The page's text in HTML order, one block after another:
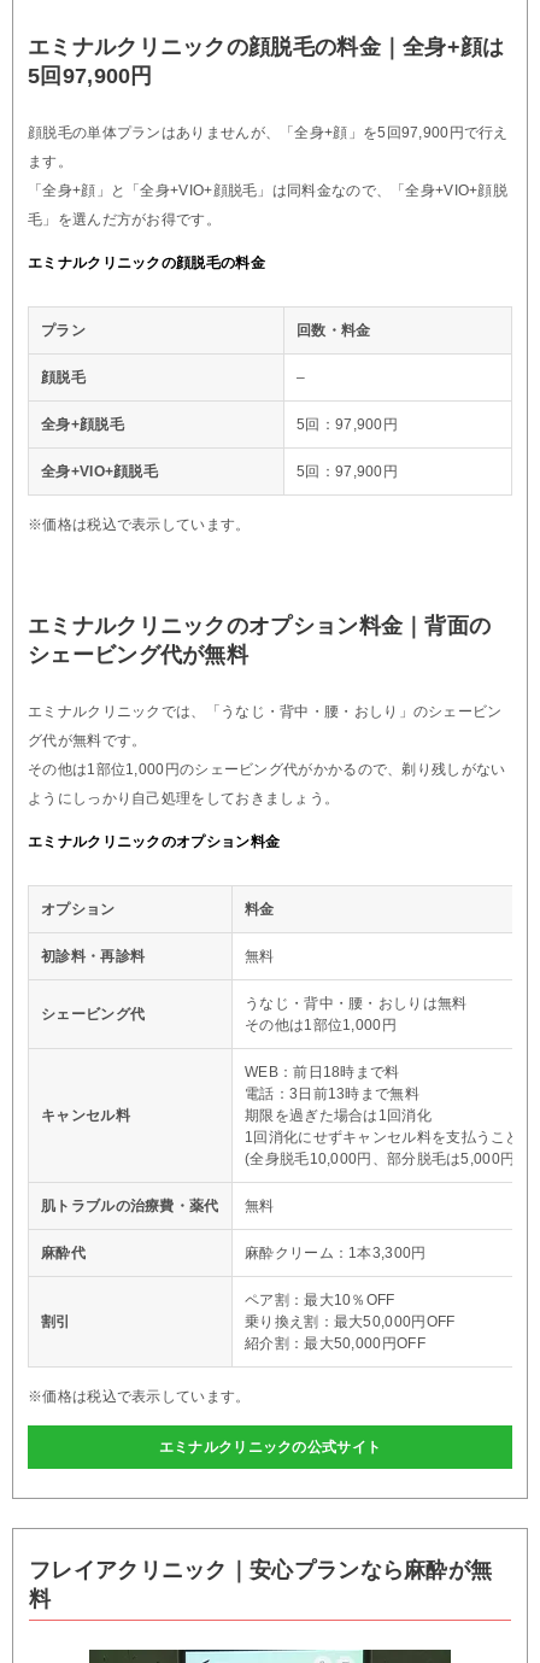
エミナルクリニックの顔脱毛の料金｜全身+顔は
5回97,900円
顔脱毛の単体プランはありませんが、「全身+顔」を5回97,900円で行え
ます。
「全身+顔」と「全身+VIO+顔脱毛」は同料金なので、「全身+VIO+顔脱
毛」を選んだ方がお得です。
エミナルクリニックの顔脱毛の料金
プラン 回数・料金
顔脱毛 –
全身+顔脱毛 5回：97,900円
全身+VIO+顔脱毛 5回：97,900円
※価格は税込で表示しています。
エミナルクリニックのオプション料金｜背面の
シェービング代が無料
エミナルクリニックでは、「うなじ・背中・腰・おしり」のシェービン
グ代が無料です。
その他は1部位1,000円のシェービング代がかかるので、剃り残しがない
ようにしっかり自己処理をしておきましょう。
エミナルクリニックのオプション料金
オプション 料金
初診料・再診料 無料
シェービング代
うなじ・背中・腰・おしりは無料
その他は1部位1,000円
キャンセル料
WEB：前日18時まで料
電話：3日前13時まで無料
期限を過ぎた場合は1回消化
1回消化にせずキャンセル料を支払うことも
(全身脱毛10,000円、部分脱毛は5,000円)
肌トラブルの治療費・薬代 無料
麻酔代 麻酔クリーム：1本3,300円
割引
ペア割：最大10％OFF
乗り換え割：最大50,000円OFF
紹介割：最大50,000円OFF
※価格は税込で表示しています。
エミナルクリニックの公式サイト
フレイアクリニック｜安心プランなら麻酔が無
料